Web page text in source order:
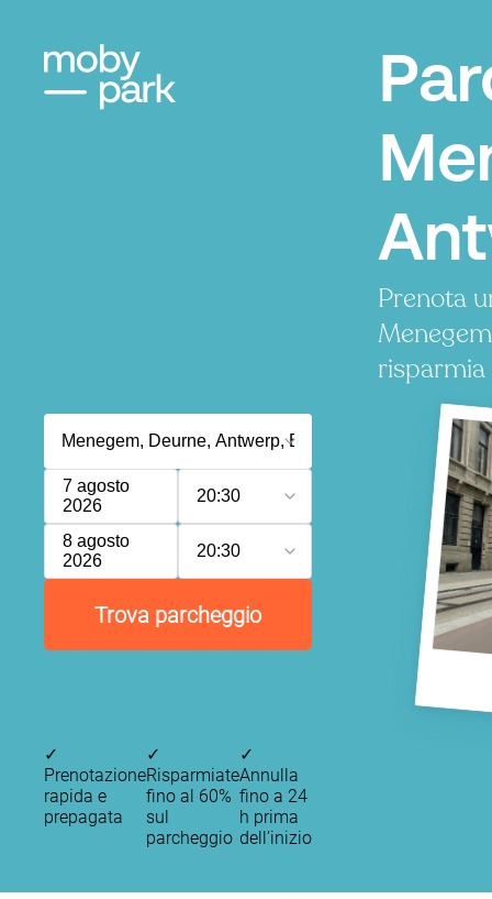
Prenota
risparmia
7 agosto
2026
20:30
8 agosto
2026
20:30
Trova parcheggio
✓
Prenotazione
rapida e
prepagata
✓
Risparmiate
fino al 60%
sul
parcheggio
✓
Annulla
fino a 24
h prima
dell’inizio